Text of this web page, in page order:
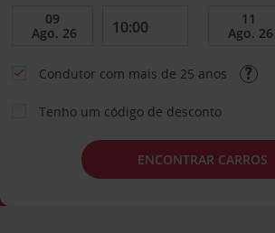
Condutor com mais de 25 anos
Tenho um código de desconto
ENCONTRAR CARROS